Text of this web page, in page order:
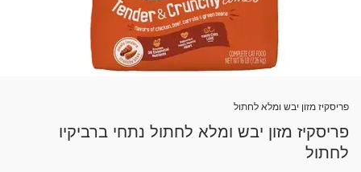
פריסקיז מזון יבש ומלא לחתול
פריסקיז מזון יבש ומלא לחתול נתחי ברביקיו
לחתול